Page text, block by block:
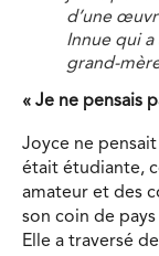
d’une
Innue qui a
grand-
« Je ne pensais
Joyce ne
était étudiante,
amateur et des
son coin de
Elle a traversé